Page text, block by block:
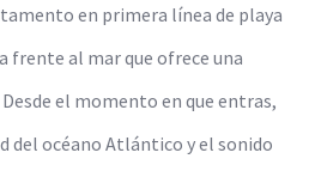
en primera línea de playa
frente al mar que ofrece una
el momento en que entras,
del océano Atlántico y el sonido